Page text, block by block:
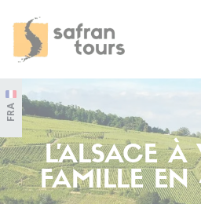
FRA
L'ALSACE À
FAMILLE EN